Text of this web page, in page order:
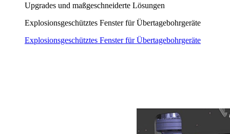
Upgrades und maßgeschneiderte Lösungen
Explosionsgeschütztes Fenster für Übertagebohrgeräte
Explosionsgeschütztes Fenster für Übertagebohrgeräte